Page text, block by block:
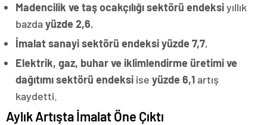
Madencilik ve taş ocakçılığı sektörü endeksiyıllık
bazdayüzde 2,6,
İmalat sanayi sektörü endeksiyüzde 7,7,
Elektrik, gaz, buhar ve iklimlendirme üretimi ve
dağıtımı sektörü endeksi ise yüzde 6,1artış
kaydetti.
Aylık Artışta İmalat Öne Çıktı